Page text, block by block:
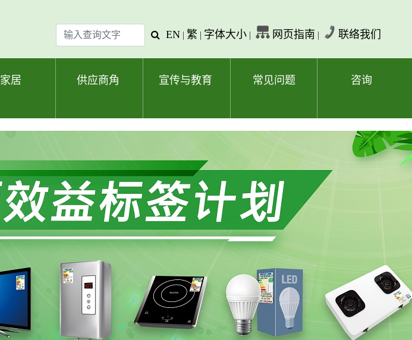
输
入
查
查
字
EN | 繁 | 字体大小 | 网页指南 | 联络我们
家居 供应商角 宣传与教育 常见问题 咨询